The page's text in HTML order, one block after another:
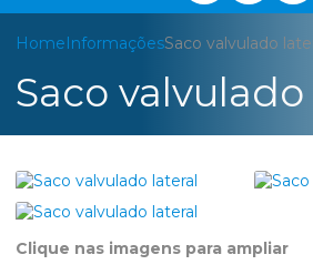
HomeInformaçõesSaco valvulado
Saco
Clique nas imagens para ampliar